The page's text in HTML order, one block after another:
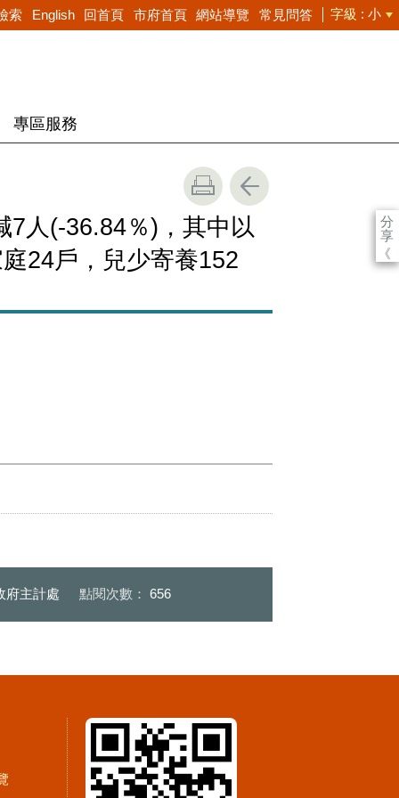
索 English 回首頁 市府首頁 網站導覽 常見問答 字級 小
專區服務
分
享
《
7人(-36.84％)，其中以
24戶，兒少寄養152
府主計處 點閱次數： 656